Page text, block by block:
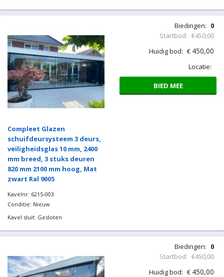
Compleet Glazen
schuifdeursysteem 3 deurs,
veiligheidsglas 10 mm, 2400
mm breed, 3 stuks deuren
820 mm 2100 mm hoog, Mat
zwart Ral 9005
Kavelnr: 6215-003
Conditie: Nieuw
Kavel sluit: Gesloten
Biedingen: 0
Startbod: €450,00
Huidig bod: € 450,00
Locatie:
BIED MEE
Biedingen: 0
Startbod: €450,00
Huidig bod: € 450,00